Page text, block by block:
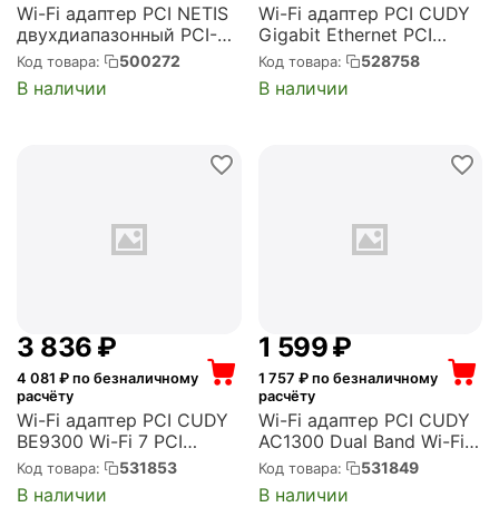
Wi-Fi адаптер PCI NETIS
двухдиапазонный PCI-E
Wi-Fi+Bluetooth AC1200,
2,4/5 ГГц, до 1167 Мбит/
с, Bluetooth 4.2 (Netis F0)
Код товара: 500272
В наличии
Wi-Fi адаптер PCI CUDY
Gigabit Ethernet PCI
Express (Cudy PE10)
Код товара: 528758
В наличии
3 836 ₽
4 081 ₽ по безналичному
расчёту
Wi-Fi адаптер PCI CUDY
BE9300 Wi-Fi 7 PCI
Express Adapter (Cudy
WE9300)
Код товара: 531853
В наличии
1 599₽
1 757 ₽ по безналичному
расчёту
Wi-Fi адаптер PCI CUDY
AC1300 Dual Band Wi-Fi
PCIe Adapter (Cudy
WE1300)
Код товара: 531849
В наличии